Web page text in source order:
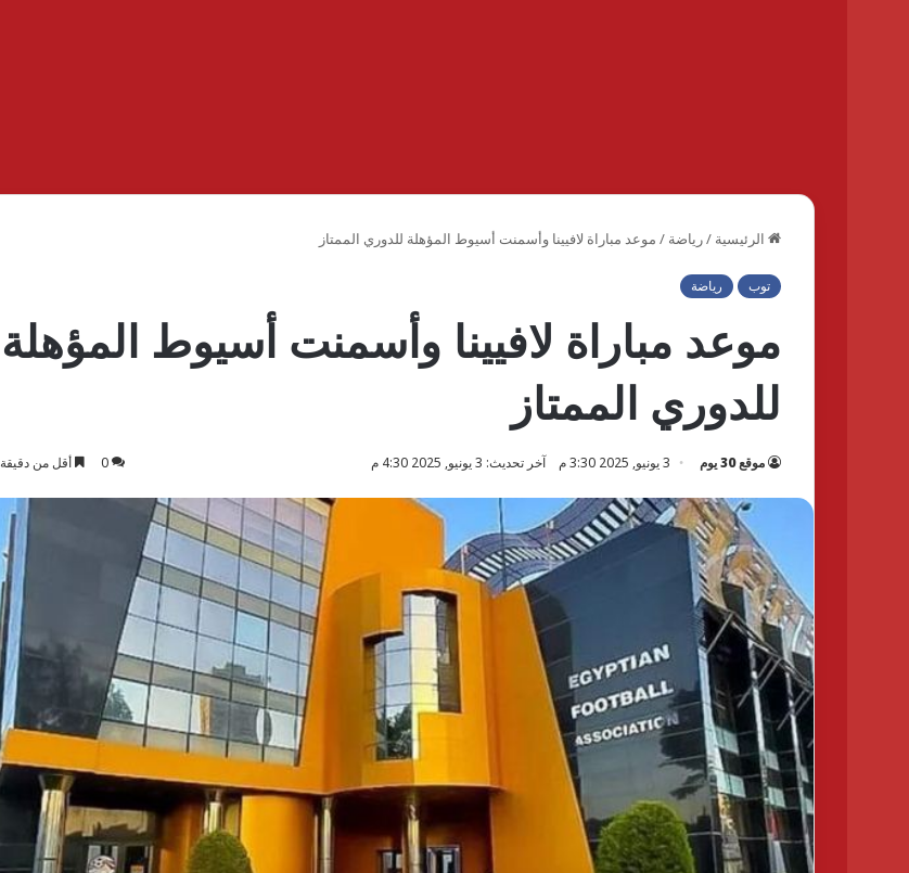
الرئيسية /رياضة / موعد مباراة لافيينا وأسمنت أسيوط المؤهلة للدوري الممتاز
توب رياضة
موعد مباراة لافيينا وأسمنت أسيوط المؤهلة
للدوري الممتاز
موقع 30 يوم 3 يونيو, 2025 3:30 م آخر تحديث: 3 يونيو, 2025 4:30 م 0 أقل من دقيقة